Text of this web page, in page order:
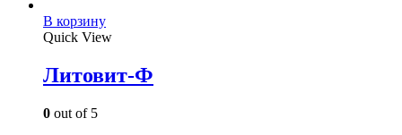
В корзину
Quick View
Литовит-Ф
0 out of 5